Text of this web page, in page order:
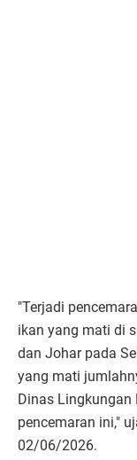
"Terjadi
ikan yang mati di
dan Johar pada
yang mati
Dinas Lingkungan
pencemaran ini,"
02/06/2026.